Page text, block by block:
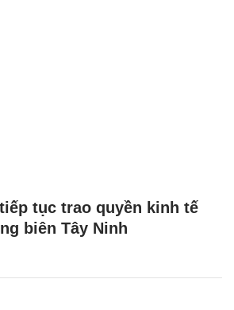
tục trao quyền kinh tế
biên Tây Ninh